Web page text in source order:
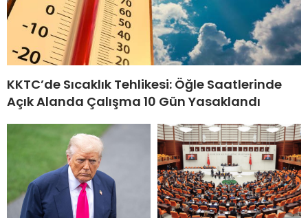
KKTC’de Sıcaklık Tehlikesi: Öğle Saatlerinde
Açık Alanda Çalışma 10 Gün Yasaklandı